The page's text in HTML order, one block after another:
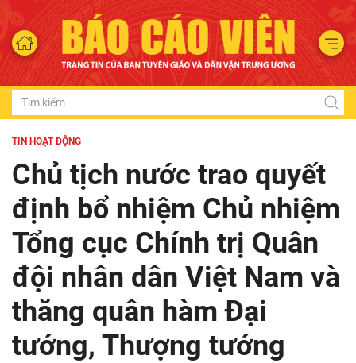
TIN HOẠT ĐỘNG
Chủ tịch nước trao quyết
định bổ nhiệm Chủ nhiệm
Tổng cục Chính trị Quân
đội nhân dân Việt Nam và
thăng quân hàm Đại
tướng, Thượng tướng